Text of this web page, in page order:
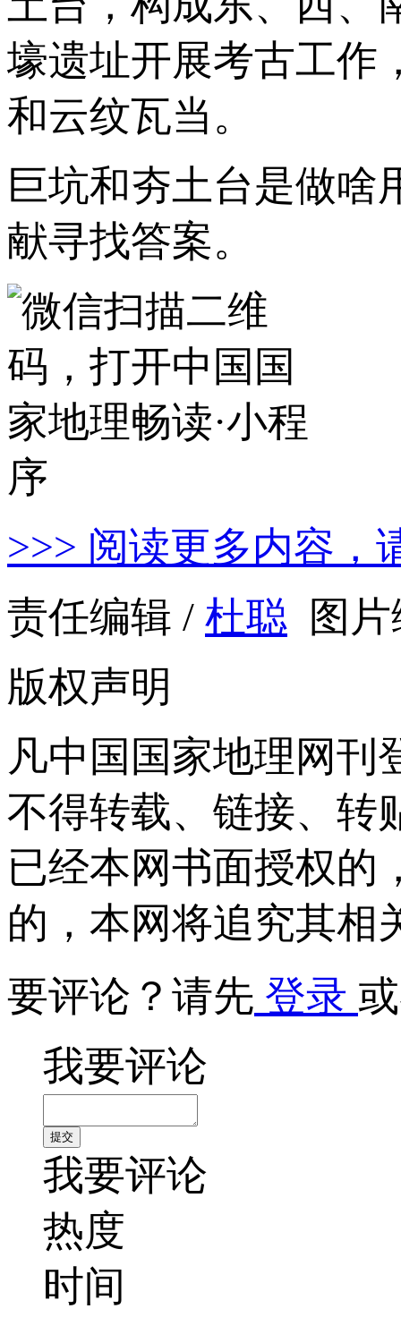
壕遗址开展考古工作
和云纹瓦当。
巨坑和夯土台是做啥
献寻找答案。
>>> 阅读更多内容，
责任编辑 / 杜聪 图
版权声明
凡中国国家地理网刊
不得转载、链接、转
已经本网书面授权的
的，本网将追究其相
要评论？请先 登录
我要评论
我要评论
热度
时间